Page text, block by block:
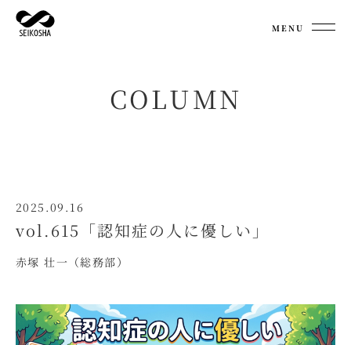
MENU
COLUMN
2025.09.16
vol.615「認知症の人に優しい」
赤塚 壮一（総務部）